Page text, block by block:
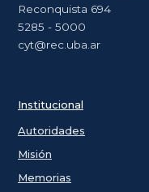
Reconquista 694
5285 - 5000
cyt@rec.uba.ar
Institucional
Autoridades
Misión
Memorias